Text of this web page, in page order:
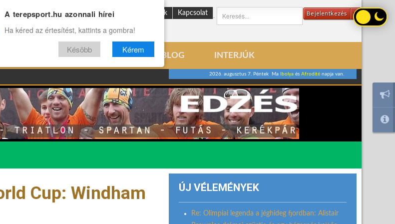
Bejelentkezés
ENG Reviews Archívum Rólunk Kapcsolat
ÉLETMÓD VILÁG BLOG INTERJÚK
2026. augusztus 7. Péntek Ma Ibolyaés Afroditénapja van.
Cup: Windham
ÚJ VÉLEMÉNYEK
Re: Olimpiai legenda a jéghideg fjordban: Alistair
A terepsport.hu azonnali hírei
Ha kéred az értesítést, kattints a gombra!
Késöbb Kérem